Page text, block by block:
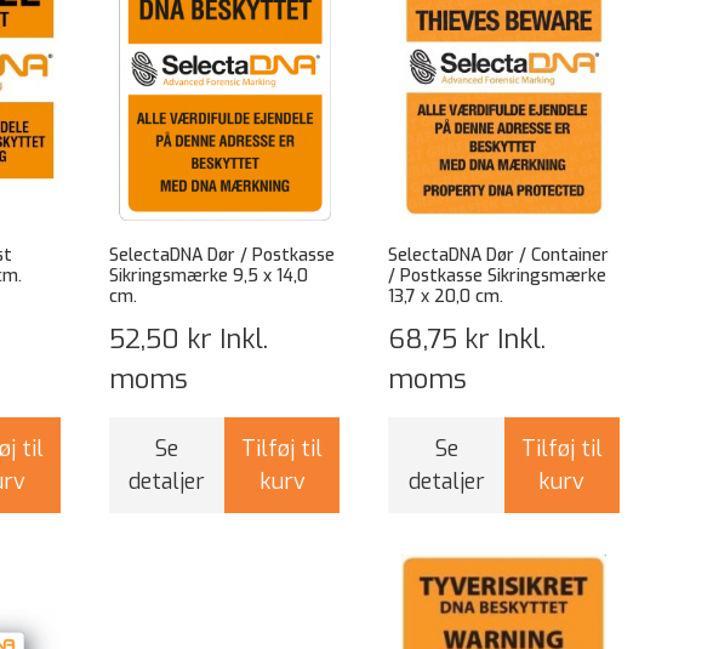
til
SelectaDNA Dør / Postkasse
Sikringsmærke 9,5 x 14,0
cm.
52,50 kr Inkl.
moms
Se
detaljer
Tilføj til
kurv
SelectaDNA Dør / Container
/ Postkasse Sikringsmærke
13,7 x 20,0 cm.
68,75 kr Inkl.
moms
Se
detaljer
Tilføj til
kurv